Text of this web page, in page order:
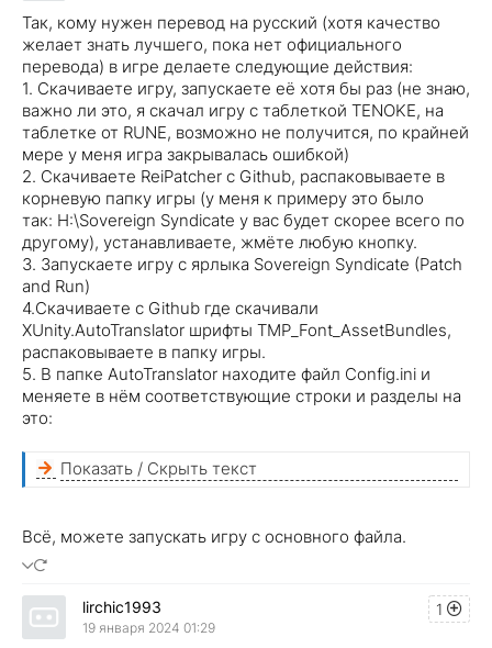
Так, кому нужен перевод на русский (хотя качество
желает знать лучшего, пока нет официального
перевода) в игре делаете следующие действия:
1. Скачиваете игру, запускаете её хотя бы раз (не знаю,
важно ли это, я скачал игру с таблеткой TENOKE, на
таблетке от RUNE, возможно не получится, по крайней
мере у меня игра закрывалась ошибкой)
2. Скачиваете ReiPatcher с Github, распаковываете в
корневую папку игры (у меня к примеру это было
так: H:\Sovereign Syndicate у вас будет скорее всего по
другому), устанавливаете, жмёте любую кнопку.
3. Запускаете игру с ярлыка Sovereign Syndicate (Patch
and Run)
4.Скачиваете с Github где скачивали
XUnity.AutoTranslator шрифты TMP_Font_AssetBundles,
распаковываете в папку игры.
5. В папке AutoTranslator находите файл Config.ini и
меняете в нём соответствующие строки и разделы на
это:
Показать / Скрыть текст
Всё, можете запускать игру с основного файла.
1
lirchic1993
19 января 2024 01:29